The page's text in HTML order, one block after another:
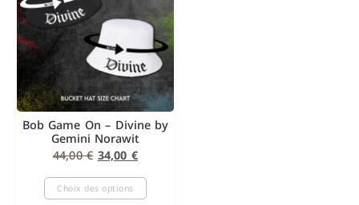
Bob Game On – Divine by
Gemini Norawit
44,00€ 34,00 €
Choix des options